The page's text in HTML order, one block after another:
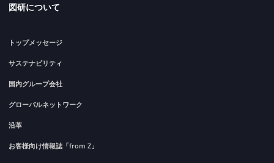
図研について
トップメッセージ
サステナビリティ
国内グループ会社
グローバルネットワーク
沿革
お客様向け情報誌「from Z」